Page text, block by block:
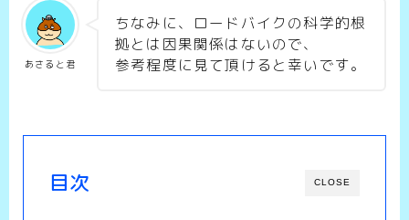
あさると君
ちなみに、ロードバイクの科学的根
拠とは因果関係はないので、
参考程度に見て頂けると幸いです。
CLOSE
目次